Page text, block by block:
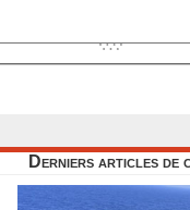
Derniers articles de